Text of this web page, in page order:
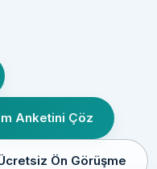
Anketini Çöz
Ön Görüşme